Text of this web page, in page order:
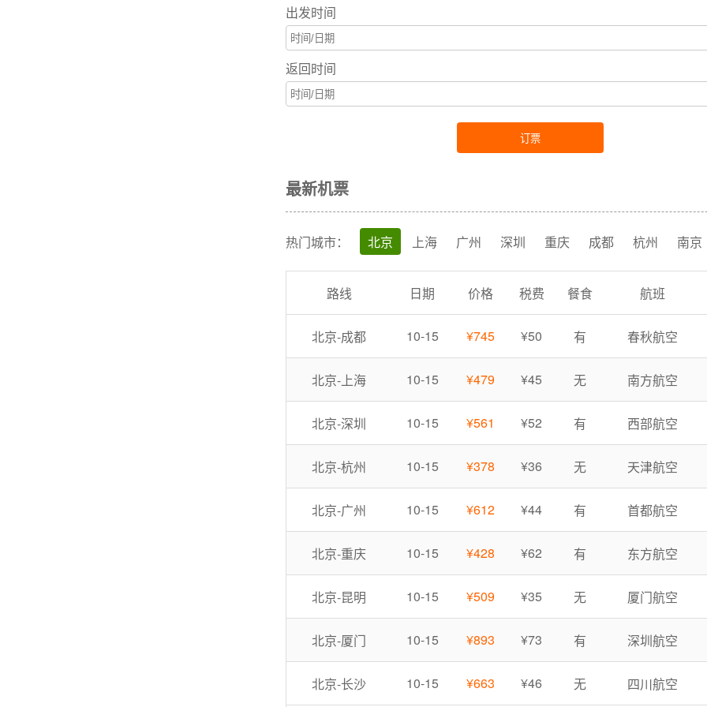
出发时间
返回时间
订票
最新机票
热门城市： 北京 上海 广州 深圳 重庆 成都 杭州 南京
路线 日期 价格 税费 餐食 航班
北京-成都 10-15 ¥745 ¥50 有 春秋航空
北京-上海 10-15 ¥479 ¥45 无 南方航空
北京-深圳 10-15 ¥561 ¥52 有 西部航空
北京-杭州 10-15 ¥378 ¥36 无 天津航空
北京-广州 10-15 ¥612 ¥44 有 首都航空
北京-重庆 10-15 ¥428 ¥62 有 东方航空
北京-昆明 10-15 ¥509 ¥35 无 厦门航空
北京-厦门 10-15 ¥893 ¥73 有 深圳航空
北京-长沙 10-15 ¥663 ¥46 无 四川航空